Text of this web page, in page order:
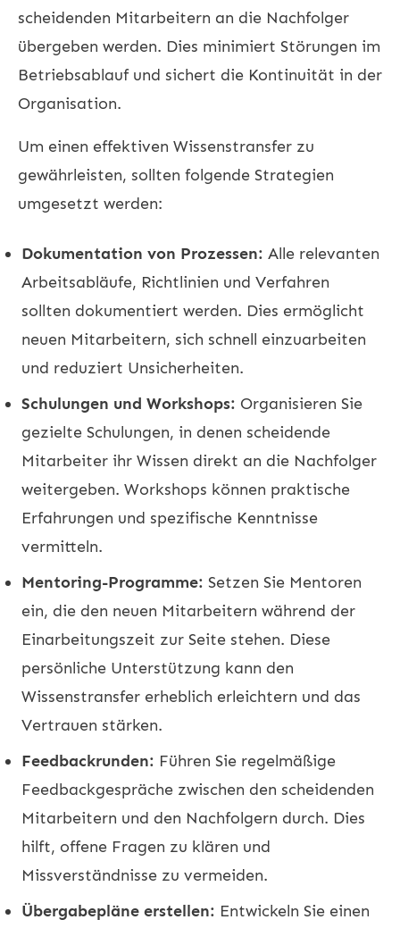
scheidenden Mitarbeitern an die Nachfolger
übergeben werden. Dies minimiert Störungen im
Betriebsablauf und sichert die Kontinuität in der
Organisation.
Um einen effektiven Wissenstransfer zu
gewährleisten, sollten folgende Strategien
umgesetzt werden:
Dokumentation von Prozessen: Alle relevanten
Arbeitsabläufe, Richtlinien und Verfahren
sollten dokumentiert werden. Dies ermöglicht
neuen Mitarbeitern, sich schnell einzuarbeiten
und reduziert Unsicherheiten.
Schulungen und Workshops: Organisieren Sie
gezielte Schulungen, in denen scheidende
Mitarbeiter ihr Wissen direkt an die Nachfolger
weitergeben. Workshops können praktische
Erfahrungen und spezifische Kenntnisse
vermitteln.
Mentoring-Programme: Setzen Sie Mentoren
ein, die den neuen Mitarbeitern während der
Einarbeitungszeit zur Seite stehen. Diese
persönliche Unterstützung kann den
Wissenstransfer erheblich erleichtern und das
Vertrauen stärken.
Feedbackrunden: Führen Sie regelmäßige
Feedbackgespräche zwischen den scheidenden
Mitarbeitern und den Nachfolgern durch. Dies
hilft, offene Fragen zu klären und
Missverständnisse zu vermeiden.
Übergabepläne erstellen: Entwickeln Sie einen